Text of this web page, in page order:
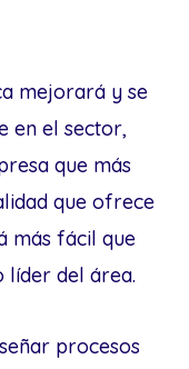
mejorará y se
en el sector,
que más
que ofrece
más fácil que
líder del área.
procesos